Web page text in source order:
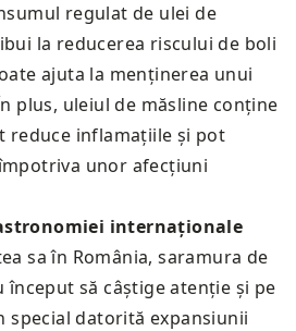
regulat de ulei de
la reducerea riscului de boli
ajuta la menținerea unui
plus, uleiul de măsline conține
reduce inflamațiile și pot
unor afecțiuni
internaționale
sa în România, saramura de
început să câștige atenție și pe
special datorită expansiunii